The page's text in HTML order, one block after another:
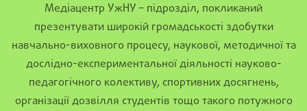
Медіацентр УжНУ – підрозділ, покликаний
презентувати широкій громадськості здобутки
навчально-виховного процесу, наукової, методичної та
дослідно-експериментальної діяльності науково-
педагогічного колективу, спортивних досягнень,
організації дозвілля студентів тощо такого потужного